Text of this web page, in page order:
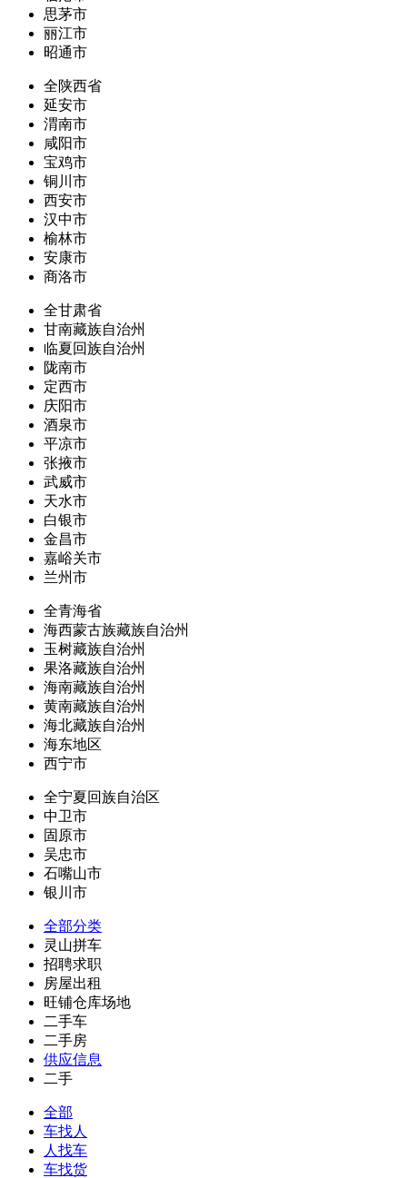
思茅市
丽江市
昭通市
全陕西省
延安市
渭南市
咸阳市
宝鸡市
铜川市
西安市
汉中市
榆林市
安康市
商洛市
全甘肃省
甘南藏族自治州
临夏回族自治州
陇南市
定西市
庆阳市
酒泉市
平凉市
张掖市
武威市
天水市
白银市
金昌市
嘉峪关市
兰州市
全青海省
海西蒙古族藏族自治州
玉树藏族自治州
果洛藏族自治州
海南藏族自治州
黄南藏族自治州
海北藏族自治州
海东地区
西宁市
全宁夏回族自治区
中卫市
固原市
吴忠市
石嘴山市
银川市
全部分类
灵山拼车
招聘求职
房屋出租
旺铺仓库场地
二手车
二手房
供应信息
二手
全部
车找人
人找车
车找货